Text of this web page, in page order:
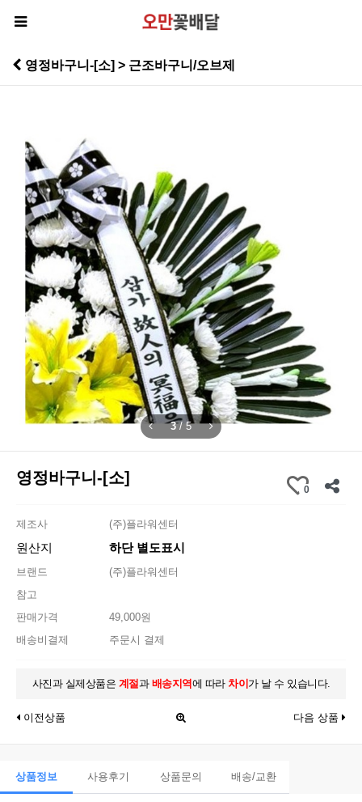
영정바구니-[소] > 근조바구니/오브제
3/ 5
영정바구니-[소]
0
제조사 (주)플라워센터
원산지 하단 별도표시
브랜드
(주)플라워센터
참고
판매가격
49,000원
배송비결제
주문시 결제
사진과 실제상품은 계절과 배송지역에 따라 차이 가 날 수 있습니다.
이전상품 다음 상품
상품정보 사용후기 상품문의 배송/교환